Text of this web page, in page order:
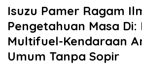
Isuzu Pamer Ragam
Pengetahuan Masa Di:
Multifuel-Kendaraan
Umum Tanpa Sopir